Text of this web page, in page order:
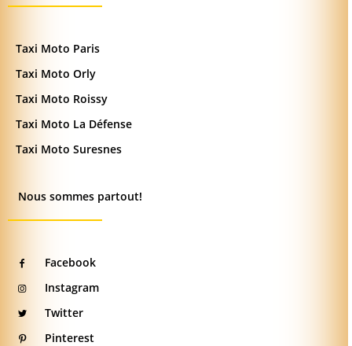
Taxi Moto Paris
Taxi Moto Orly
Taxi Moto Roissy
Taxi Moto La Défense
Taxi Moto Suresnes
Nous sommes partout!
Facebook
Instagram
Twitter
Pinterest